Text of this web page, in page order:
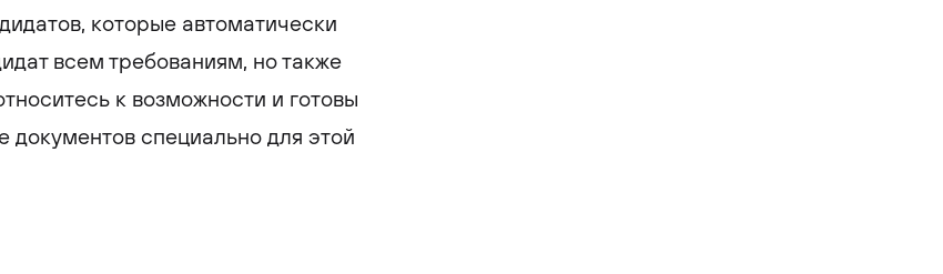
которые автоматически
всем требованиям, но также
к возможности и готовы
документов специально для этой